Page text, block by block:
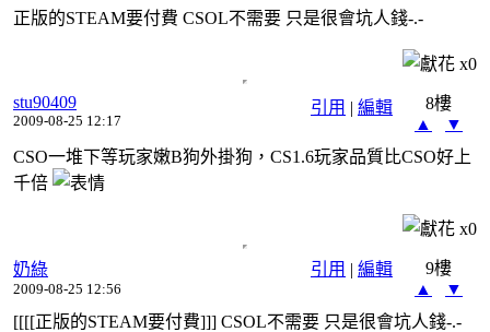
正版的STEAM要付費 CSOL不需要 只是很會坑人錢-.-
x0
引用 | 編輯
stu90409
2009-08-25 12:17
8樓
▲
▼
CSO一堆下等玩家嫩B狗外掛狗，CS1.6玩家品質比CSO好上
千倍
x0
引用 | 編輯
奶綠
2009-08-25 12:56
9樓
▲
▼
[[[[正版的STEAM要付費]]] CSOL不需要 只是很會坑人錢-.-